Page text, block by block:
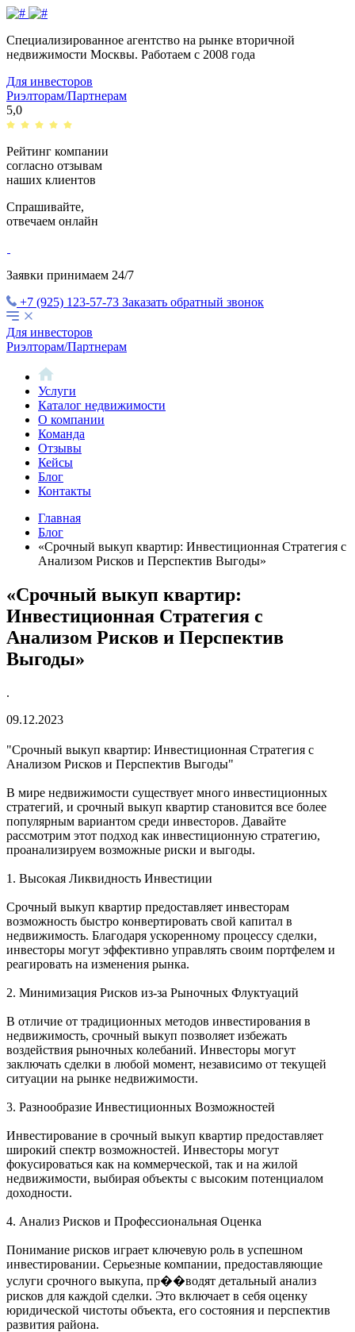
Специализированное агентство на рынке вторичной
недвижимости Москвы. Работаем с 2008 года
Для инвесторов
Риэлторам/Партнерам
5,0
Рейтинг компании
согласно отзывам
наших клиентов
Спрашивайте,
отвечаем онлайн
Заявки принимаем 24/7
+7 (925) 123-57-73 Заказать обратный звонок
Для инвесторов
Риэлторам/Партнерам
Услуги
Каталог недвижимости
О компании
Команда
Отзывы
Кейсы
Блог
Контакты
Главная
Блог
«Срочный выкуп квартир: Инвестиционная Стратегия с
Анализом Рисков и Перспектив Выгоды»
«Срочный выкуп квартир:
Инвестиционная Стратегия с
Анализом Рисков и Перспектив
Выгоды»
.
09.12.2023
"Срочный выкуп квартир: Инвестиционная Стратегия с
Анализом Рисков и Перспектив Выгоды"
В мире недвижимости существует много инвестиционных
стратегий, и срочный выкуп квартир становится все более
популярным вариантом среди инвесторов. Давайте
рассмотрим этот подход как инвестиционную стратегию,
проанализируем возможные риски и выгоды.
1. Высокая Ликвидность Инвестиции
Срочный выкуп квартир предоставляет инвесторам
возможность быстро конвертировать свой капитал в
недвижимость. Благодаря ускоренному процессу сделки,
инвесторы могут эффективно управлять своим портфелем и
реагировать на изменения рынка.
2. Минимизация Рисков из-за Рыночных Флуктуаций
В отличие от традиционных методов инвестирования в
недвижимость, срочный выкуп позволяет избежать
воздействия рыночных колебаний. Инвесторы могут
заключать сделки в любой момент, независимо от текущей
ситуации на рынке недвижимости.
3. Разнообразие Инвестиционных Возможностей
Инвестирование в срочный выкуп квартир предоставляет
широкий спектр возможностей. Инвесторы могут
фокусироваться как на коммерческой, так и на жилой
недвижимости, выбирая объекты с высоким потенциалом
доходности.
4. Анализ Рисков и Профессиональная Оценка
Понимание рисков играет ключевую роль в успешном
инвестировании. Серьезные компании, предоставляющие
услуги срочного выкупа, пр��водят детальный анализ
рисков для каждой сделки. Это включает в себя оценку
юридической чистоты объекта, его состояния и перспектив
развития района.